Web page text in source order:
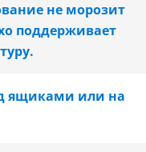
не морозит
поддерживает
ящиками или на